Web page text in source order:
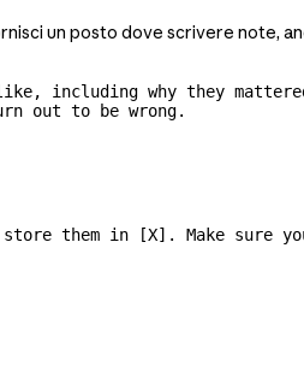
un posto dove scrivere note,
including why they
out to be wrong.
them in [X]. Make sure